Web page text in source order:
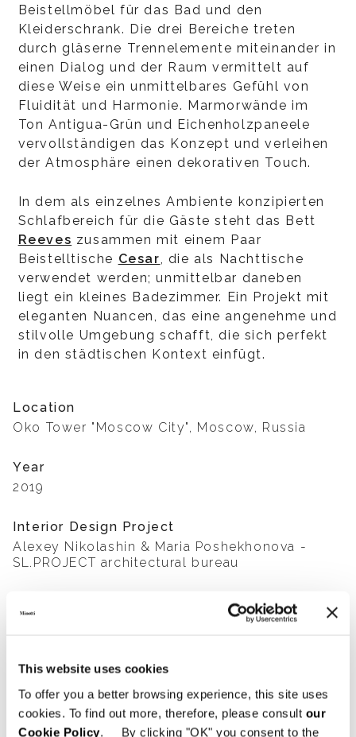
This website uses cookies
To offer you a better browsing experience, this site uses
cookies. To find out more, therefore, please consult our
Cookie Policy. By clicking "OK" you consent to the
Beistellmöbel für das Bad und den
Kleiderschrank. Die drei Bereiche treten
durch gläserne Trennelemente miteinander in
einen Dialog und der Raum vermittelt auf
diese Weise ein unmittelbares Gefühl von
Fluidität und Harmonie. Marmorwände im
Ton Antigua-Grün und Eichenholzpaneele
vervollständigen das Konzept und verleihen
der Atmosphäre einen dekorativen Touch.
In dem als einzelnes Ambiente konzipierten
Schlafbereich für die Gäste steht das Bett
Reeves zusammen mit einem Paar
Beistelltische Cesar, die als Nachttische
verwendet werden; unmittelbar daneben
liegt ein kleines Badezimmer. Ein Projekt mit
eleganten Nuancen, das eine angenehme und
stilvolle Umgebung schafft, die sich perfekt
in den städtischen Kontext einfügt.
Location
Oko Tower "Moscow City", Moscow, Russia
Year
2019
Interior Design Project
Alexey Nikolashin & Maria Poshekhonova -
SL.PROJECT architectural bureau
SHARE FIND A DEALER